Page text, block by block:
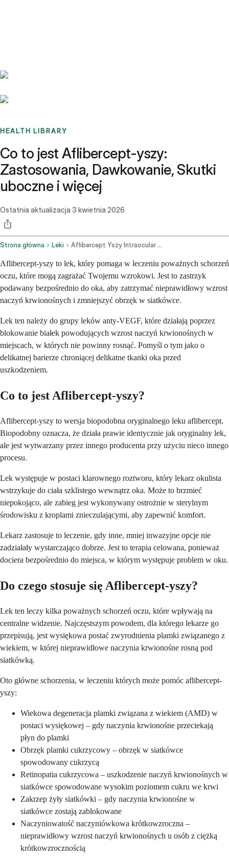
HEALTH LIBRARY
Co to jest Aflibercept-yszy:
Zastosowania, Dawkowanie, Skutki
uboczne i więcej
Ostatnia aktualizacja 3 kwietnia 2026
Strona główna Leki Aflibercept Yszy Intraocular Route
Aflibercept-yszy to lek, który pomaga w leczeniu poważnych schorzeń
oczu, które mogą zagrażać Twojemu wzrokowi. Jest to zastrzyk
podawany bezpośrednio do oka, aby zatrzymać nieprawidłowy wzrost
naczyń krwionośnych i zmniejszyć obrzęk w siatkówce.
Lek ten należy do grupy leków anty-VEGF, które działają poprzez
blokowanie białek powodujących wzrost naczyń krwionośnych w
miejscach, w których nie powinny rosnąć. Pomyśl o tym jako o
delikatnej barierze chroniącej delikatne tkanki oka przed
uszkodzeniem.
Co to jest Aflibercept-yszy?
Aflibercept-yszy to wersja biopodobna oryginalnego leku aflibercept.
Biopodobny oznacza, że działa prawie identycznie jak oryginalny lek,
ale jest wytwarzany przez innego producenta przy użyciu nieco innego
procesu.
Lek występuje w postaci klarownego roztworu, który lekarz okulista
wstrzykuje do ciała szklistego wewnątrz oka. Może to brzmieć
niepokojąco, ale zabieg jest wykonywany ostrożnie w sterylnym
środowisku z kroplami znieczulającymi, aby zapewnić komfort.
Lekarz zastosuje to leczenie, gdy inne, mniej inwazyjne opcje nie
zadziałały wystarczająco dobrze. Jest to terapia celowana, ponieważ
dociera bezpośrednio do miejsca, w którym występuje problem w oku.
Do czego stosuje się Aflibercept-yszy?
Lek ten leczy kilka poważnych schorzeń oczu, które wpływają na
centralne widzenie. Najczęstszym powodem, dla którego lekarze go
przepisują, jest wysiękowa postać zwyrodnienia plamki związanego z
wiekiem, w której nieprawidłowe naczynia krwionośne rosną pod
siatkówką.
Oto główne schorzenia, w leczeniu których może pomóc aflibercept-
yszy:
Wiekowa degeneracja plamki związana z wiekiem (AMD) w
postaci wysiękowej – gdy naczynia krwionośne przeciekają
płyn do plamki
Obrzęk plamki cukrzycowy – obrzęk w siatkówce
spowodowany cukrzycą
Retinopatia cukrzycowa – uszkodzenie naczyń krwionośnych w
siatkówce spowodowane wysokim poziomem cukru we krwi
Zakrzep żyły siatkówki – gdy naczynia krwionośne w
siatkówce zostają zablokowane
Naczyniowatość naczyniówkowa krótkowzroczna –
nieprawidłowy wzrost naczyń krwionośnych u osób z ciężką
krótkowzrocznością